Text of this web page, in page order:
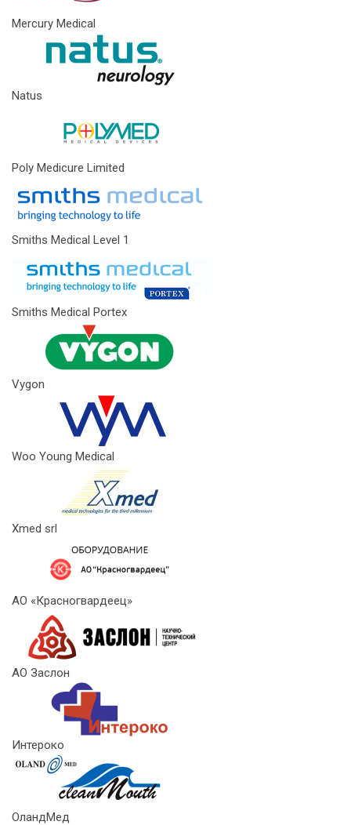
Mercury Medical
Natus
Poly Medicure Limited
Smiths Medical Level 1
Smiths Medical Portex
Vygon
Woo Young Medical
Xmed srl
АО «Красногвардеец»
АО Заслон
Интероко
ОландМед